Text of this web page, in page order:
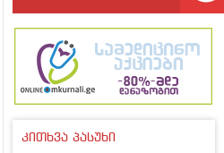
კითხვა პასუხი